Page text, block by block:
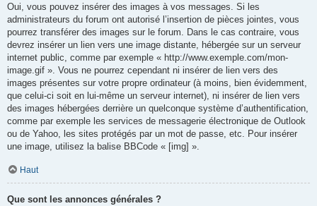
Oui, vous pouvez insérer des images à vos messages. Si les
administrateurs du forum ont autorisé l’insertion de pièces jointes, vous
pourrez transférer des images sur le forum. Dans le cas contraire, vous
devrez insérer un lien vers une image distante, hébergée sur un serveur
internet public, comme par exemple « http://www.exemple.com/mon-
image.gif ». Vous ne pourrez cependant ni insérer de lien vers des
images présentes sur votre propre ordinateur (à moins, bien évidemment,
que celui-ci soit en lui-même un serveur internet), ni insérer de lien vers
des images hébergées derrière un quelconque système d’authentification,
comme par exemple les services de messagerie électronique de Outlook
ou de Yahoo, les sites protégés par un mot de passe, etc. Pour insérer
une image, utilisez la balise BBCode « [img] ».
Haut
Que sont les annonces générales ?